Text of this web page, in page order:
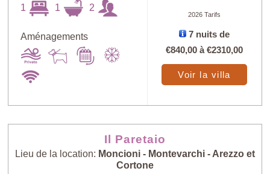
1 1 2
Aménagements
2026 Tarifs
7 nuits de
€840,00 à€2310,00
Voir la villa
Il Paretaio
Lieu de la location: Moncioni - Montevarchi - Arezzo et
Cortone